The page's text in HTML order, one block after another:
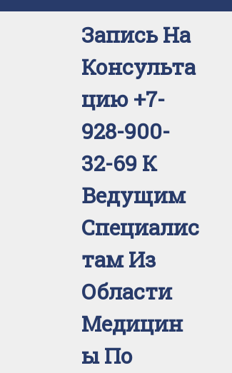
Запись На
Консульта
Цию +7-
928-900-
32-69 К
Ведущим
Специалис
Там Из
Области
Медицин
Ы По